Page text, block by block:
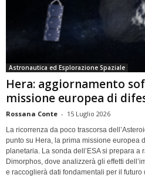
Astronautica ed Esplorazione Spaziale
Hera: aggiornamento
missione europea di
Rossana Conte - 15 Luglio 2026
La ricorrenza da poco trascorsa
punto su Hera, la prima missione europea
planetaria. La sonda dell’ESA si prepara
Dimorphos, dove analizzerà gli effetti
e raccoglierà dati fondamentali per il